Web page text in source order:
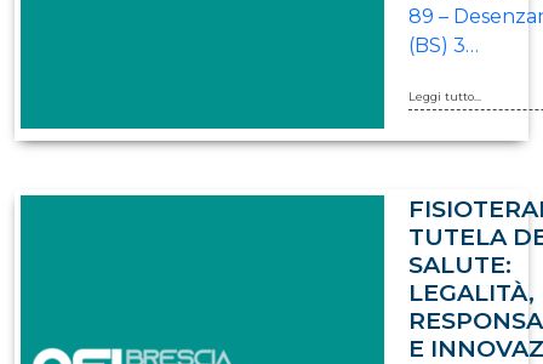
89 –
(BS) 3…
Leggi tutto...
TUTELA
SALUTE:
LEGALITÀ,
E